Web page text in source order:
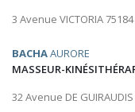
3 Avenue VICTORIA
BACHAAURORE
MASSEUR-
32 Avenue DE